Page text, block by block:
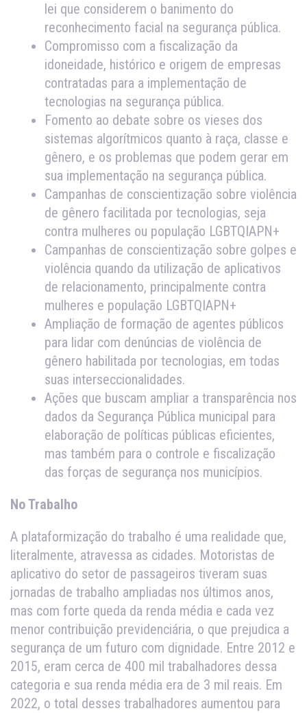
lei que considerem o banimento do
reconhecimento facial na segurança pública.
Compromisso com a fiscalização da
idoneidade, histórico e origem de empresas
contratadas para a implementação de
tecnologias na segurança pública.
Fomento ao debate sobre os vieses dos
sistemas algorítmicos quanto à raça, classe e
gênero, e os problemas que podem gerar em
sua implementação na segurança pública.
Campanhas de conscientização sobre violência
de gênero facilitada por tecnologias, seja
contra mulheres ou população LGBTQIAPN+
Campanhas de conscientização sobre golpes e
violência quando da utilização de aplicativos
de relacionamento, principalmente contra
mulheres e população LGBTQIAPN+
Ampliação de formação de agentes públicos
para lidar com denúncias de violência de
gênero habilitada por tecnologias, em todas
suas interseccionalidades.
Ações que buscam ampliar a transparência nos
dados da Segurança Pública municipal para
elaboração de políticas públicas eficientes,
mas também para o controle e fiscalização
das forças de segurança nos municípios.
No Trabalho
A plataformização do trabalho é uma realidade que,
literalmente, atravessa as cidades. Motoristas de
aplicativo do setor de passageiros tiveram suas
jornadas de trabalho ampliadas nos últimos anos,
mas com forte queda da renda média e cada vez
menor contribuição previdenciária, o que prejudica a
segurança de um futuro com dignidade. Entre 2012 e
2015, eram cerca de 400 mil trabalhadores dessa
categoria e sua renda média era de 3 mil reais. Em
2022, o total desses trabalhadores aumentou para